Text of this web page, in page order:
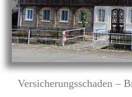
Versicherungsschaden –